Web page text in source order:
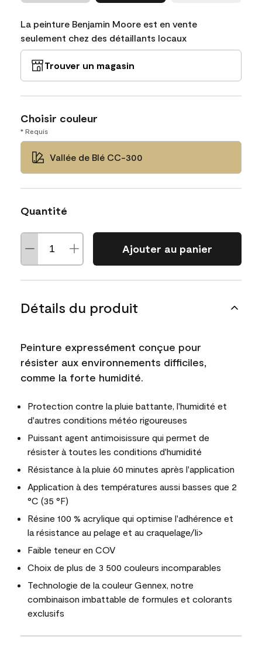
La peinture Benjamin Moore est en vente
seulement chez des détaillants locaux
Trouver un magasin
Choisir couleur
* Requis
Vallée de Blé CC-300
Quantité
Ajouter au panier
Détails du produit
Peinture expressément conçue pour
résister aux environnements difficiles,
comme la forte humidité.
Protection contre la pluie battante, l'humidité et
d'autres conditions météo rigoureuses
Puissant agent antimoisissure qui permet de
résister à toutes les conditions d'humidité
Résistance à la pluie 60 minutes après l'application
Application à des températures aussi basses que 2
°C (35 °F)
Résine 100 % acrylique qui optimise l'adhérence et
la résistance au pelage et au craquelage/li>
Faible teneur en COV
Choix de plus de 3 500 couleurs incomparables
Technologie de la couleur Gennex, notre
combinaison imbattable de formules et colorants
exclusifs